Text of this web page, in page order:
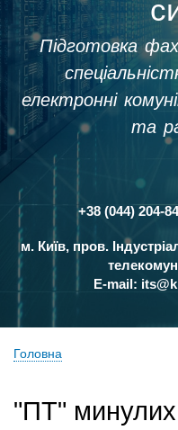
Підготовка
електронні
та
Контакти
+38 (044) 204-
м. Київ, пров.
E-mail:
Головна
"ПТ" минулих